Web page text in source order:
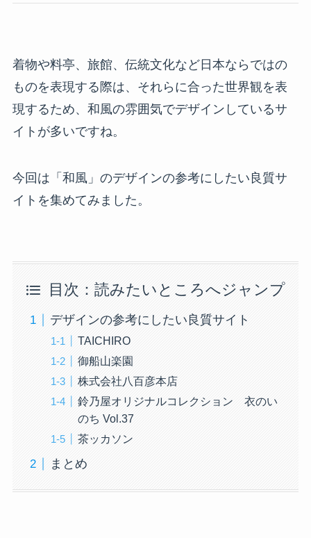
着物や料亭、旅館、伝統文化など日本ならではの
ものを表現する際は、それらに合った世界観を表
現するため、和風の雰囲気でデザインしているサ
イトが多いですね。
今回は「和風」のデザインの参考にしたい良質サ
イトを集めてみました。
目次：読みたいところへジャンプ
デザインの参考にしたい良質サイト
TAICHIRO
御船山楽園
株式会社八百彦本店
鈴乃屋オリジナルコレクション 衣のい
のち Vol.37
茶ッカソン
まとめ